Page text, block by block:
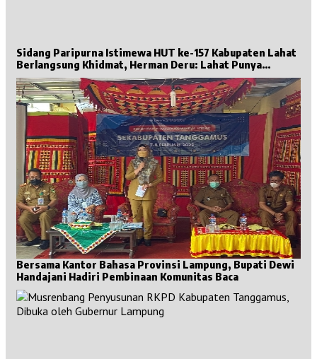
Sidang Paripurna Istimewa HUT ke-157 Kabupaten Lahat
Berlangsung Khidmat, Herman Deru: Lahat Punya
Sejarah Besar untuk Sumsel
Bersama Kantor Bahasa Provinsi Lampung, Bupati Dewi
Handajani Hadiri Pembinaan Komunitas Baca